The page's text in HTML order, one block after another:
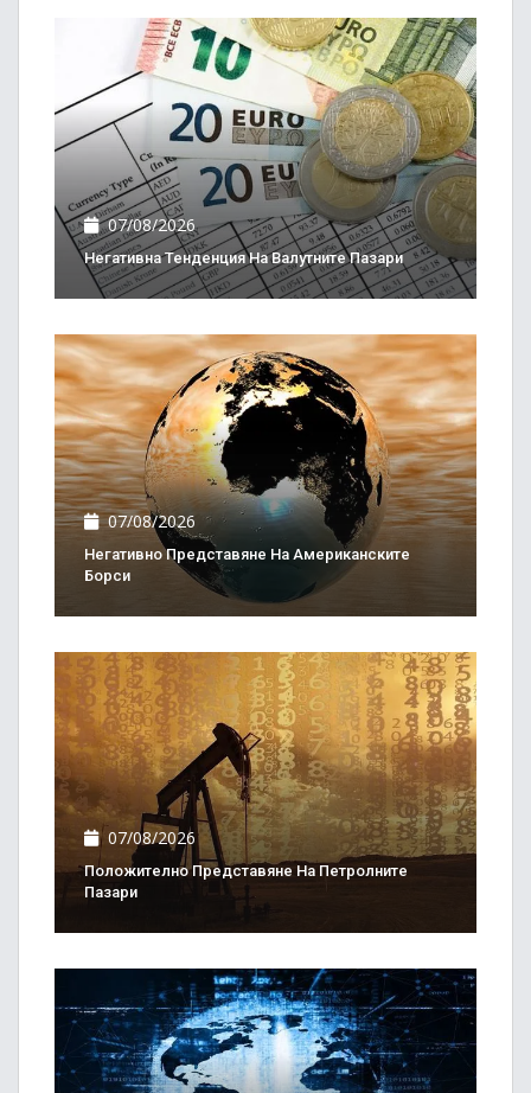
07/08/2026
Негативна Тенденция На Валутните Пазари
07/08/2026
Негативно Представяне На Американските
Борси
07/08/2026
Положително Представяне На Петролните
Пазари